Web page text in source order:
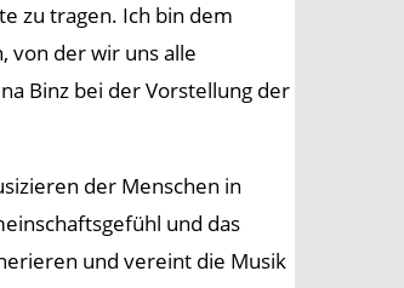
zu tragen. Ich bin dem
von der wir uns alle
Binz bei der Vorstellung der
der Menschen in
und das
und vereint die Musik